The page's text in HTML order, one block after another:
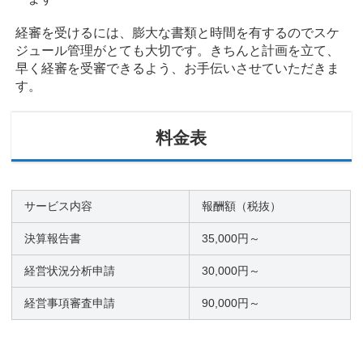
経審を受けるには、膨大な書類と時間を有するのでスケ
ジュール管理がとても大切です。きちんと計画を立て、
早く経審を受審できるよう、お手伝いさせていただきま
す。
料金表
サービス内容 報酬額（税抜）
決算報告書 35,000円～
経営状況分析申請 30,000円～
経営事項審査申請 90,000円～